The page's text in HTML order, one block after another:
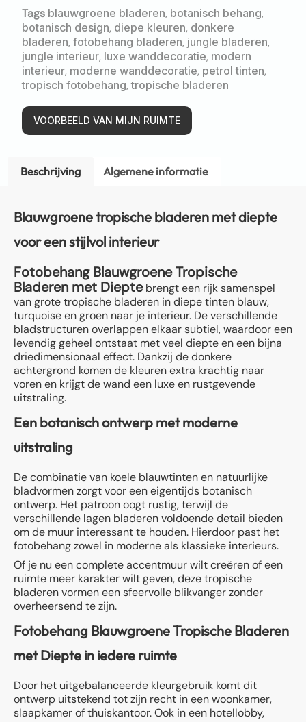
Tags blauwgroene bladeren, botanisch behang,
botanisch design, diepe kleuren, donkere
bladeren, fotobehang bladeren, jungle bladeren,
jungle interieur, luxe wanddecoratie, modern
interieur, moderne wanddecoratie, petrol tinten,
tropisch fotobehang,tropische bladeren
VOORBEELD VAN MIJN RUIMTE
Beschrijving Algemene informatie
Blauwgroene tropische bladeren met diepte
voor een stijlvol interieur
Fotobehang Blauwgroene Tropische
Bladeren met Dieptebrengt een rijk samenspel
van grote tropische bladeren in diepe tinten blauw,
turquoise en groen naar je interieur. De verschillende
bladstructuren overlappen elkaar subtiel, waardoor een
levendig geheel ontstaat met veel diepte en een bijna
driedimensionaal effect. Dankzij de donkere
achtergrond komen de kleuren extra krachtig naar
voren en krijgt de wand een luxe en rustgevende
uitstraling.
Een botanisch ontwerp met moderne
uitstraling
De combinatie van koele blauwtinten en natuurlijke
bladvormen zorgt voor een eigentijds botanisch
ontwerp. Het patroon oogt rustig, terwijl de
verschillende lagen bladeren voldoende detail bieden
om de muur interessant te houden. Hierdoor past het
fotobehang zowel in moderne als klassieke interieurs.
Of je nu een complete accentmuur wilt creëren of een
ruimte meer karakter wilt geven, deze tropische
bladeren vormen een sfeervolle blikvanger zonder
overheersend te zijn.
Fotobehang Blauwgroene Tropische Bladeren
met Diepte in iedere ruimte
Door het uitgebalanceerde kleurgebruik komt dit
ontwerp uitstekend tot zijn recht in een woonkamer,
slaapkamer of thuiskantoor. Ook in een hotellobby,